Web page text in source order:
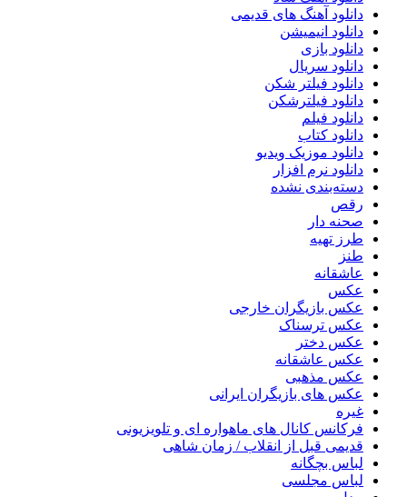
دانلود آهنگ های قدیمی
دانلود انیمیشن
دانلود بازی
دانلود سریال
دانلود فیلتر شکن
دانلود فیلترشکن
دانلود فیلم
دانلود کتاب
دانلود موزیک ویدیو
دانلود نرم افزار
دسته‌بندی نشده
رقص
صحنه دار
طرز تهیه
طنز
عاشقانه
عکس
عکس بازیگران خارجی
عکس ترسناک
عکس دختر
عکس عاشقانه
عکس مذهبی
عکس های بازیگران ایرانی
غیره
فرکانس کانال های ماهواره ای و تلویزیونی
قدیمی قبل از انقلاب / زمان شاهی
لباس بچگانه
لباس مجلسی